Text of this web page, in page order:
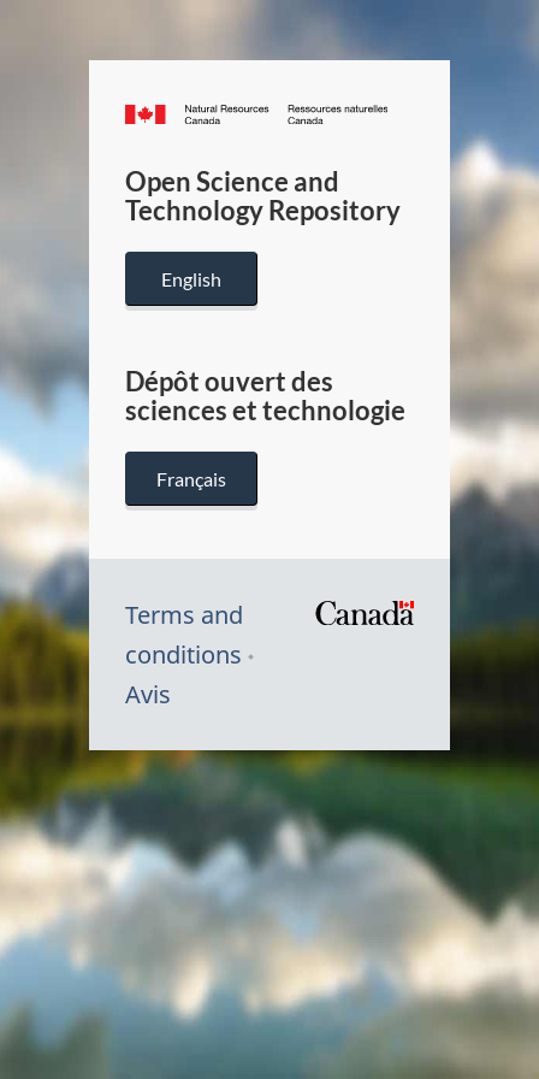
Canada.ca
/
Canada
Open Science and
Technology Repository
English
Dépôt ouvert des
sciences et technologie
Français
Terms and
conditions
Avis
Symbole
du